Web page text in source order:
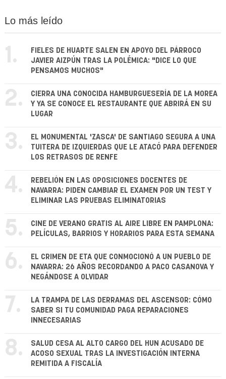
Lo más leído
1.
FIELES DE HUARTE SALEN EN APOYO DEL PÁRROCO
JAVIER AIZPÚN TRAS LA POLÉMICA: "DICE LO QUE
PENSAMOS MUCHOS"
2.
CIERRA UNA CONOCIDA HAMBURGUESERÍA DE LA MOREA
Y YA SE CONOCE EL RESTAURANTE QUE ABRIRÁ EN SU
LUGAR
3.
EL MONUMENTAL 'ZASCA' DE SANTIAGO SEGURA A UNA
TUITERA DE IZQUIERDAS QUE LE ATACÓ PARA DEFENDER
LOS RETRASOS DE RENFE
4.
REBELIÓN EN LAS OPOSICIONES DOCENTES DE
NAVARRA: PIDEN CAMBIAR EL EXAMEN POR UN TEST Y
ELIMINAR LAS PRUEBAS ELIMINATORIAS
5.
CINE DE VERANO GRATIS AL AIRE LIBRE EN PAMPLONA:
PELÍCULAS, BARRIOS Y HORARIOS PARA ESTA SEMANA
6.
EL CRIMEN DE ETA QUE CONMOCIONÓ A UN PUEBLO DE
NAVARRA: 26 AÑOS RECORDANDO A PACO CASANOVA Y
NEGÁNDOSE A OLVIDAR
7.
LA TRAMPA DE LAS DERRAMAS DEL ASCENSOR: CÓMO
SABER SI TU COMUNIDAD PAGA REPARACIONES
INNECESARIAS
8.
SALUD CESA AL ALTO CARGO DEL HUN ACUSADO DE
ACOSO SEXUAL TRAS LA INVESTIGACIÓN INTERNA
REMITIDA A FISCALÍA